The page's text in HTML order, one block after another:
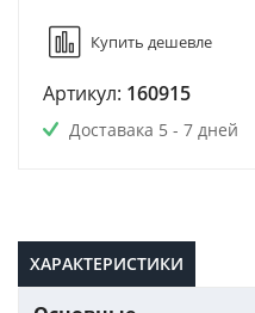
Купить дешевле
Артикул: 160915
Доставака 5 - 7 дней
ХАРАКТЕРИСТИКИ